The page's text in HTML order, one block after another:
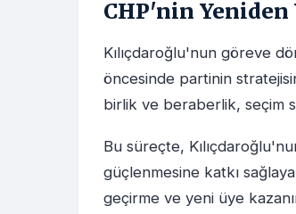
CHP'nin Yeniden
Kılıçdaroğlu'nun göreve
öncesinde partinin
birlik ve beraberlik, seçim
Bu süreçte,
güçlenmesine katkı
geçirme ve yeni üye